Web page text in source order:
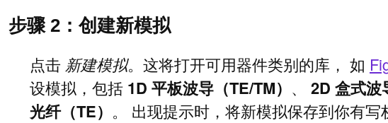
步骤 2：创建新模拟
点击 新建模拟。这将打开可用器件类别的库， 如
设模拟，包括 1D 平板波导（TE/TM） 、 2D 盒式波
光纤（TE） 。 出现提示时，将新模拟保存到你有写